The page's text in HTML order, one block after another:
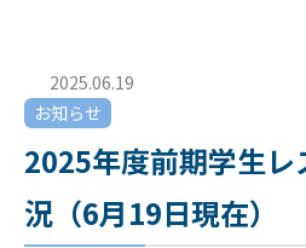
2025.06.19
お知らせ
2025年度前期学生レ
況（6月19日現在）